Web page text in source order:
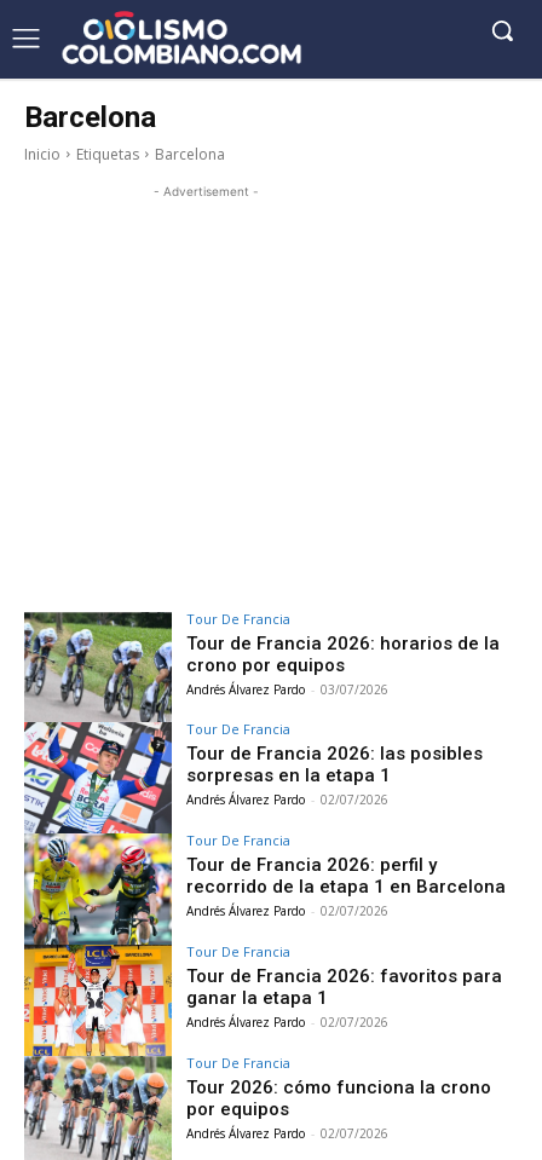
Barcelona
Inicio Etiquetas Barcelona
- Advertisement -
Tour De Francia
Tour de Francia 2026: horarios de la
crono por equipos
Andrés Álvarez Pardo - 03/07/2026
Tour De Francia
Tour de Francia 2026: las posibles
sorpresas en la etapa 1
Andrés Álvarez Pardo - 02/07/2026
Tour De Francia
Tour de Francia 2026: perfil y
recorrido de la etapa 1 en Barcelona
Andrés Álvarez Pardo - 02/07/2026
Tour De Francia
Tour de Francia 2026: favoritos para
ganar la etapa 1
Andrés Álvarez Pardo - 02/07/2026
Tour De Francia
Tour 2026: cómo funciona la crono
por equipos
Andrés Álvarez Pardo - 02/07/2026